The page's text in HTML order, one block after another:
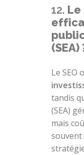
12. Le
(SEA)
Le SEO
tandis
(SEA)
mais
souvent